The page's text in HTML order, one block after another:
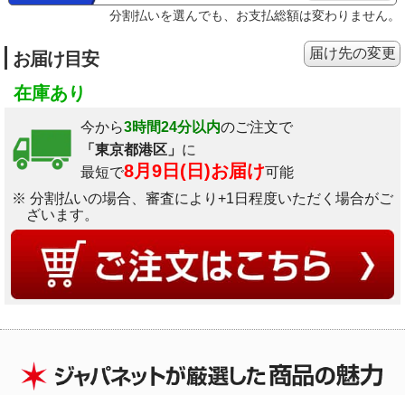
分割払いを選んでも、お支払総額は変わりません。
お届け目安
在庫あり
今から3時間24分以内のご注文で
「東京都港区」 に
最短で8月9日(日)お届け可能
※ 分割払いの場合、審査により+1日程度いただく場合がご
ざいます。
届け先の変更